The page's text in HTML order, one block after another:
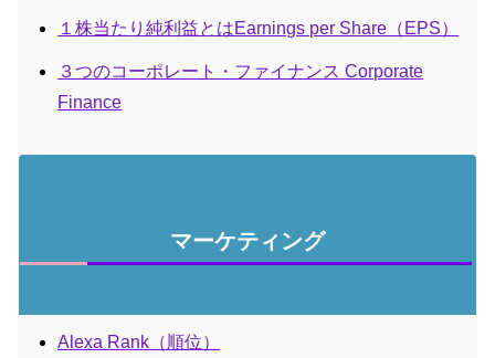
１株当たり純利益とはEarnings per Share（EPS）
３つのコーポレート・ファイナンス Corporate
Finance
マーケティング
Alexa Rank（順位）